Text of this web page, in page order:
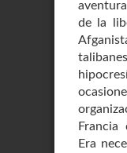
de la
Era